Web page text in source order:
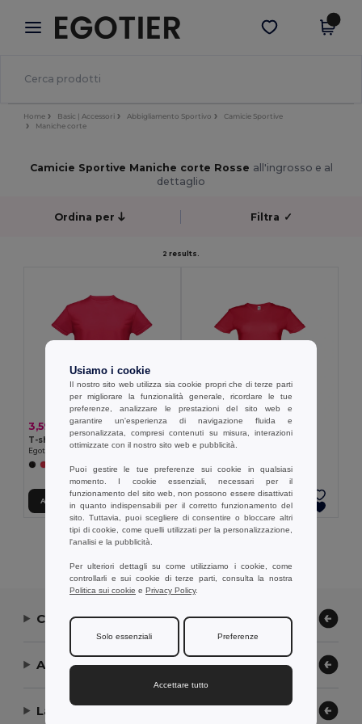
× App Egotier
Prezzi migliori sull'app!
Scarica app
Home Basic | Accessori Abbigliamento Sportivo
Camicie Sportive
Maniche corte
Camicie Sportive Maniche corte Rosse all'ingrosso e al
dettaglio
Ordina per Filtra ✓
2 results.
3,59 €
T-shirt tecnica da uomo
Egotier 30127
+1 Colori
Aggiungi al carrello
3,25 €
T-shirt tecnica da donna
Egotier 30128
Visualizzazione Di Tutti I Prodotti.
Contattaci
Aiuto or Assistenza
La nostra azienda
Usiamo i cookie
Il nostro sito web utilizza sia cookie propri che di terze parti
per migliorare la funzionalità generale, ricordare le tue
preferenze, analizzare le prestazioni del sito web e
garantire un'esperienza di navigazione fluida e
personalizzata, compresi contenuti su misura, interazioni
ottimizzate con il nostro sito web e pubblicità.
Puoi gestire le tue preferenze sui cookie in qualsiasi
momento. I cookie essenziali, necessari per il
funzionamento del sito web, non possono essere disattivati
in quanto indispensabili per il corretto funzionamento del
sito. Tuttavia, puoi scegliere di consentire o bloccare altri
tipi di cookie, come quelli utilizzati per la personalizzazione,
l'analisi e la pubblicità.
Per ulteriori dettagli su come utilizziamo i cookie, come
controllarli e sui cookie di terze parti, consulta la nostra
Politica sui cookie e Privacy Policy.
Solo essenziali Preferenze
Accettare tutto